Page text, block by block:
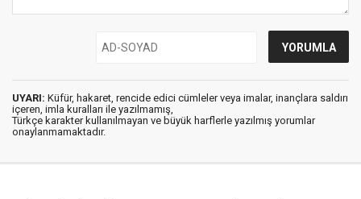
UYARI: Küfür, hakaret, rencide edici cümleler veya imalar, inançlara saldırı
içeren, imla kuralları ile yazılmamış,
Türkçe karakter kullanılmayan ve büyük harflerle yazılmış yorumlar
onaylanmamaktadır.